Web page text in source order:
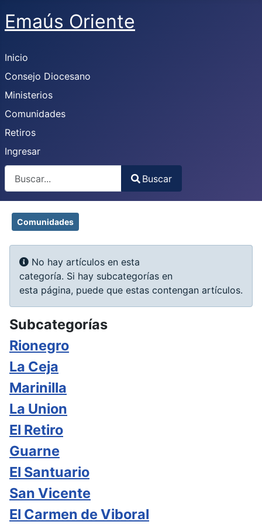
Emaús Oriente
Inicio
Consejo Diocesano
Ministerios
Comunidades
Retiros
Ingresar
Type 2 or more characters for results.
Buscar
Comunidades
Info
No hay artículos en esta
categoría. Si hay subcategorías en
esta página, puede que estas contengan artículos.
Subcategorías
Rionegro
La Ceja
Marinilla
La Union
El Retiro
Guarne
El Santuario
San Vicente
El Carmen de Viboral